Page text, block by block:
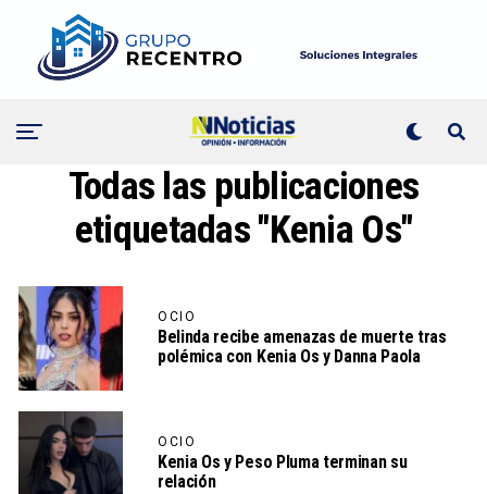
Todas las publicaciones
etiquetadas "Kenia Os"
OCIO
Belinda recibe amenazas de muerte tras
polémica con Kenia Os y Danna Paola
OCIO
Kenia Os y Peso Pluma terminan su
relación